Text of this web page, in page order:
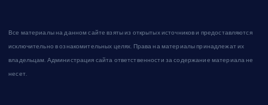
Все материалы на данном сайте взяты из открытых источников и предоставляются
исключительно в ознакомительных целях. Права на материалы принадлежат их
владельцам. Администрация сайта ответственности за содержание материала не
несет.